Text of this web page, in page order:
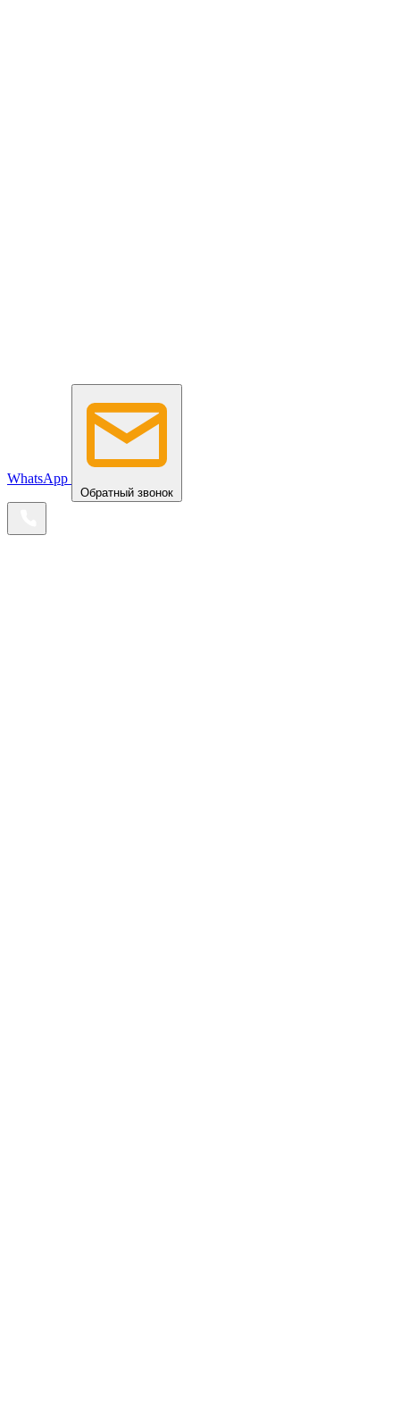
WhatsApp
Обратный звонок